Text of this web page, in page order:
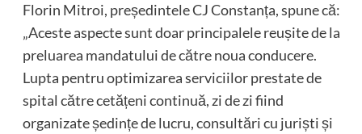
Florin Mitroi, președintele CJ Constanța, spune că:
„Aceste aspecte sunt doar principalele reușite de la
preluarea mandatului de către noua conducere.
Lupta pentru optimizarea serviciilor prestate de
spital către cetățeni continuă, zi de zi fiind
organizate ședințe de lucru, consultări cu juriști și